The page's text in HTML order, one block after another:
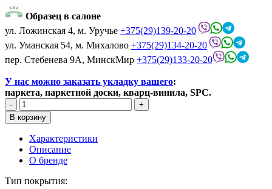
Образец в салоне
ул. Ложинская 4, м. Уручье +375(29)139-20-20
ул. Уманская 54, м. Михалово +375(29)134-20-20
пер. Стебенева 9А, МинскМир +375(29)133-20-20
У нас можно заказать укладку вашего:
паркета, паркетной доски, кварц-винила, SPC.
Характеристики
Описание
О бренде
Тип покрытия: